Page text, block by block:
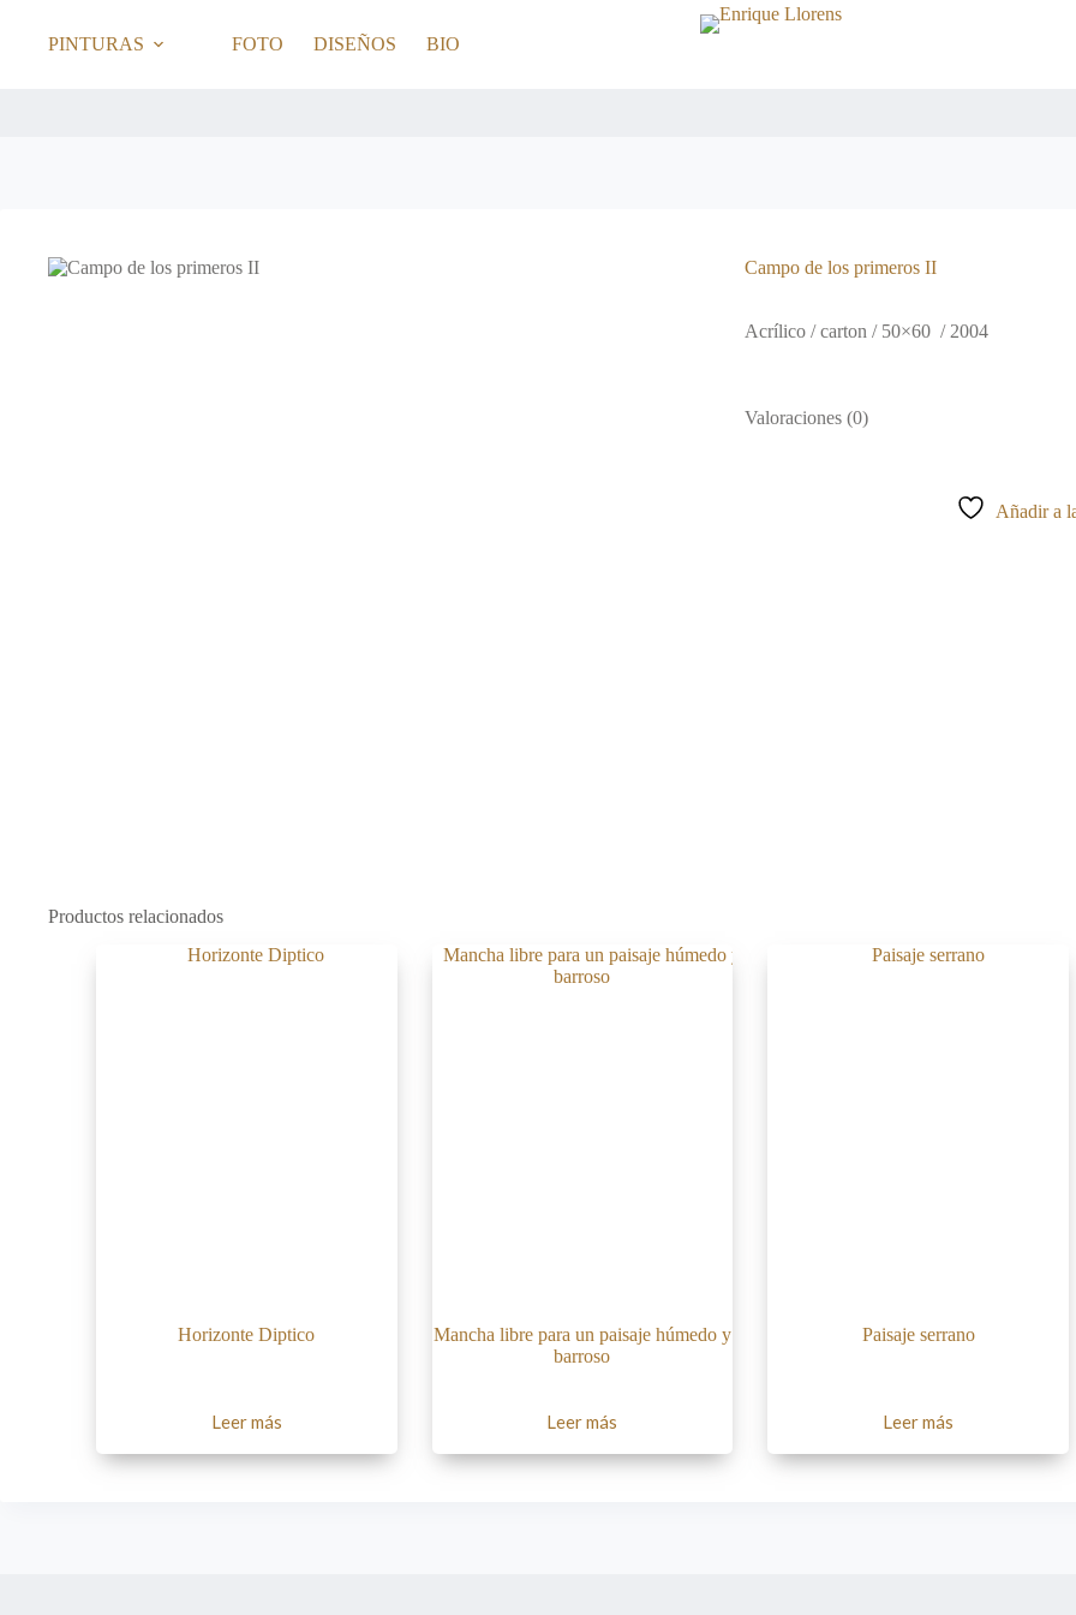
contenidoPINTURAS FOTO DISEÑOS BIO
Campo de los primeros II
Acrílico / carton / 50×60 / 2004
Valoraciones (0)
Añadir a
Productos relacionados
Horizonte Diptico
Leer más
Mancha libre para un paisaje húmedo y
barroso
Leer más
Paisaje serrano
Leer más